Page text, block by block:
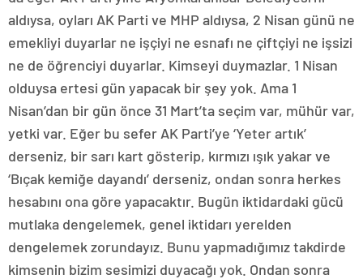
aldıysa, oyları AK Parti ve MHP aldıysa, 2 Nisan günü ne
emekliyi duyarlar ne işçiyi ne esnafı ne çiftçiyi ne işsizi
ne de öğrenciyi duyarlar. Kimseyi duymazlar. 1 Nisan
olduysa ertesi gün yapacak bir şey yok. Ama 1
Nisan’dan bir gün önce 31 Mart’ta seçim var, mühür var,
yetki var. Eğer bu sefer AK Parti’ye ‘Yeter artık’
derseniz, bir sarı kart gösterip, kırmızı ışık yakar ve
‘Bıçak kemiğe dayandı’ derseniz, ondan sonra herkes
hesabını ona göre yapacaktır. Bugün iktidardaki gücü
mutlaka dengelemek, genel iktidarı yerelden
dengelemek zorundayız. Bunu yapmadığımız takdirde
kimsenin bizim sesimizi duyacağı yok. Ondan sonra